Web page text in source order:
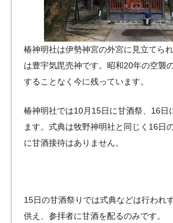
椿神明社は伊勢神宮の外宮に見立てら
は豊宇気毘売神です。昭和20年の空襲
することなく今に残っています。
椿神明社では10月15日に甘酒祭、16日
ます。式典は牧野神明社と同じく16日
に甘酒接待はありません。
15日の甘酒祭りでは式典などは行われ
供え、参拝者に甘酒を配るのみです。